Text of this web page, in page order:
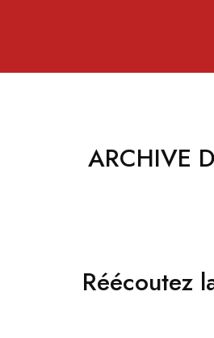
ARCHIVE
Réécoutez